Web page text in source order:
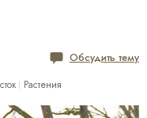
Обсудить тему
Растения